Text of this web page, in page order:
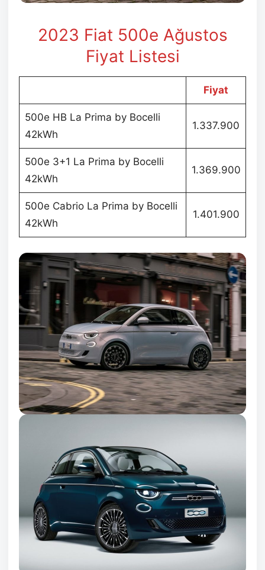
2023 Fiat 500e Ağustos
Fiyat Listesi
Fiyat
500e HB La Prima by Bocelli
42kWh
1.337.900
500e 3+1 La Prima by Bocelli
42kWh
1.369.900
500e Cabrio La Prima by Bocelli
42kWh
1.401.900